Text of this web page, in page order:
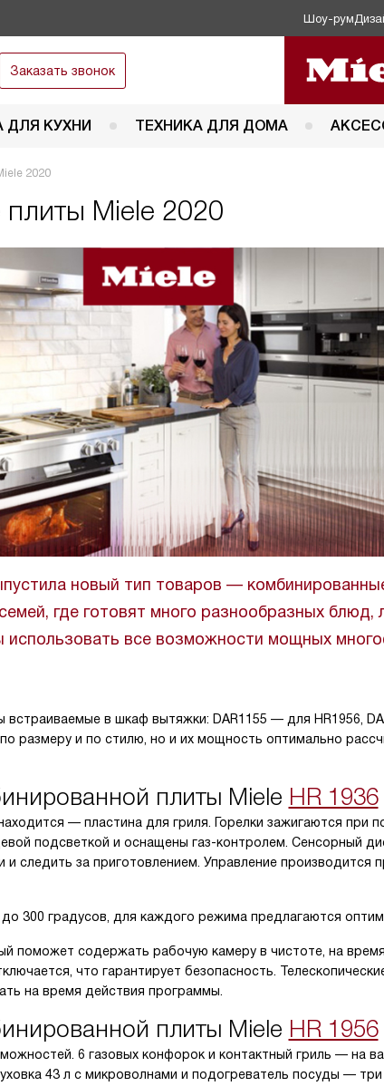
Шоу-рум
Заказать звонок
ДЛЯ КУХНИ ТЕХНИКА ДЛЯ ДОМА
2020
Miele 2020
новый тип товаров —
где готовят много разнообразных блюд,
использовать все возможности мощных
в шкаф вытяжки: DAR1155 — для HR1956,
размеру и по стилю, но и их мощность оптимально
плиты Miele HR 1936
— пластина для гриля. Горелки зажигаются при
подсветкой и оснащены газ-контролем. Сенсорный
следить за приготовлением. Управление производится
300 градусов, для каждого режима предлагаются
поможет содержать рабочую камеру в чистоте, на
что гарантирует безопасность.
на время действия программы.
плиты Miele HR 1956
6 газовых конфорок и контактный гриль — на
43 л с микроволнами и подогреватель посуды —